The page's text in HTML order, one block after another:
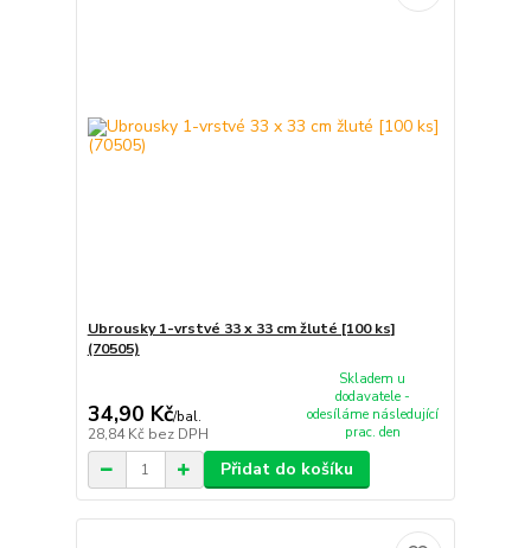
Ubrousky 1-vrstvé 33 x 33 cm žluté [100 ks]
(70505)
34,90 Kč/bal.
28,84 Kč bez DPH
Skladem u
dodavatele -
odesíláme následující
prac. den
Přidat do košíku